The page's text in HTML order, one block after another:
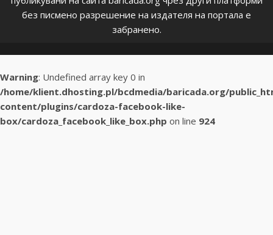
без писмено разрешение на издателя на портала е
забранено.
Warning: Undefined array key 0 in
/home/klient.dhosting.pl/bcdmedia/baricada.org/
content/plugins/cardoza-facebook-like-
box/cardoza_facebook_like_box.php on line 924